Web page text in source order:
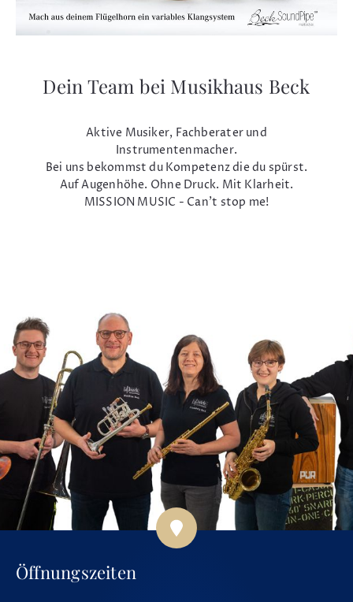
Dein Team bei Musikhaus Beck
Aktive Musiker, Fachberater und
Instrumentenmacher.
Bei uns bekommst du Kompetenz die du spürst.
Auf Augenhöhe. Ohne Druck. Mit Klarheit.
MISSION MUSIC - Can't stop me!
Öffnungszeiten